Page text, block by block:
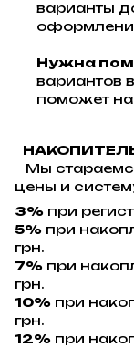
варианты
Нужна
вариантов
поможет
Мы
цены и
3% при
5% при
грн.
7% при
грн.
10% при
грн.
12% при